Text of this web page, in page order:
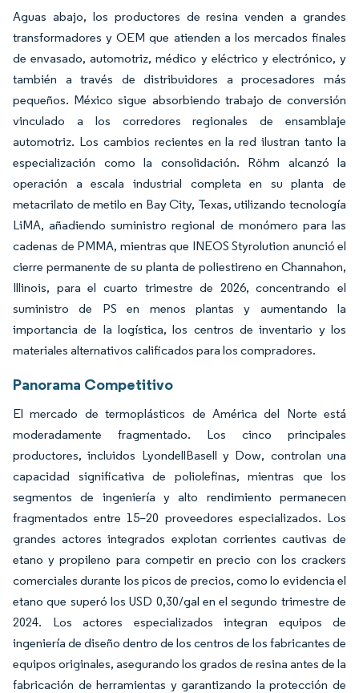
Aguas abajo, los productores de resina venden a grandes
transformadores y OEM que atienden a los mercados finales
de envasado, automotriz, médico y eléctrico y electrónico, y
también a través de distribuidores a procesadores más
pequeños. México sigue absorbiendo trabajo de conversión
vinculado a los corredores regionales de ensamblaje
automotriz. Los cambios recientes en la red ilustran tanto la
especialización como la consolidación. Röhm alcanzó la
operación a escala industrial completa en su planta de
metacrilato de metilo en Bay City, Texas, utilizando tecnología
LiMA, añadiendo suministro regional de monómero para las
cadenas de PMMA, mientras que INEOS Styrolution anunció el
cierre permanente de su planta de poliestireno en Channahon,
Illinois, para el cuarto trimestre de 2026, concentrando el
suministro de PS en menos plantas y aumentando la
importancia de la logística, los centros de inventario y los
materiales alternativos calificados para los compradores.
Panorama Competitivo
El mercado de termoplásticos de América del Norte está
moderadamente fragmentado. Los cinco principales
productores, incluidos LyondellBasell y Dow, controlan una
capacidad significativa de poliolefinas, mientras que los
segmentos de ingeniería y alto rendimiento permanecen
fragmentados entre 15–20 proveedores especializados. Los
grandes actores integrados explotan corrientes cautivas de
etano y propileno para competir en precio con los crackers
comerciales durante los picos de precios, como lo evidencia el
etano que superó los USD 0,30/gal en el segundo trimestre de
2024. Los actores especializados integran equipos de
ingeniería de diseño dentro de los centros de los fabricantes de
equipos originales, asegurando los grados de resina antes de la
fabricación de herramientas y garantizando la protección de